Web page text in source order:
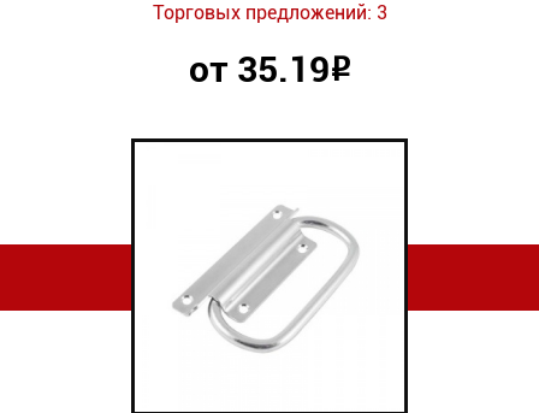
01-
Торговых предложений: 3
от 35.19Р